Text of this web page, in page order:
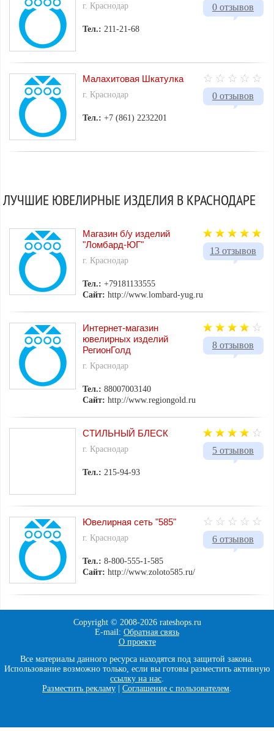
0 отзывов
г. Краснодар
Тел.: 211-21-68
0 отзывов
Малахитовая Шкатулка
г. Краснодар
Тел.:+7 (861) 2232201
ЛУЧШИЕ ЮВЕЛИРНЫЕ ИЗДЕЛИЯ В КРАСНОДАРЕ
13 отзывов
Магазин б/у изделий
"Ломбард-ЮГ"
г. Краснодар
Тел.:+79181133555
Сайт: http://www.lombard-yug.ru
8 отзывов
Интернет-магазин
ювелирных изделий
РегионГолд
г. Краснодар
Тел.:88007003140
Сайт: http://www.regiongold.ru
5 отзывов
СТИЛЬНЫЙ БЛЕСК
г. Краснодар
Тел.: 215-94-93
6 отзывов
Ювелирная сеть "585"
г. Краснодар
Тел.:8-800-555-1-585
Сайт: http://www.zoloto585.ru/
Copyright © 2008-2026 rateshops.ru
E-mail: Обратная связь
О проекте
Все материалы данного ресурса находятся под защитой закона.
Использование возможно только, если вы готовы разместить активную
ссылку на нас
Разместить рекламу | Соглашение с пользователем